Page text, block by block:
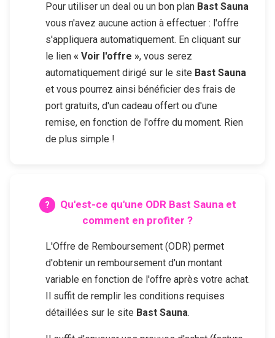
Pour utiliser un deal ou un bon plan Bast Sauna
vous n'avez aucune action à effectuer : l'offre
s'appliquera automatiquement. En cliquant sur
le lien « Voir l'offre », vous serez
automatiquement dirigé sur le site Bast Sauna
et vous pourrez ainsi bénéficier des frais de
port gratuits, d'un cadeau offert ou d'une
remise, en fonction de l'offre du moment. Rien
de plus simple !
Qu'est-ce qu'une ODR Bast Saunaet
comment en profiter ?
L'Offre de Remboursement (ODR) permet
d'obtenir un remboursement d'un montant
variable en fonction de l'offre après votre achat.
Il suffit de remplir les conditions requises
détaillées sur le site Bast Sauna.